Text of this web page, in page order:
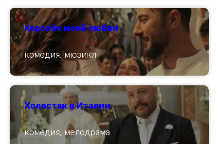
Королёк моей любви
комедия, мюзикл
Холостяк в Италии
комедия, мелодрама